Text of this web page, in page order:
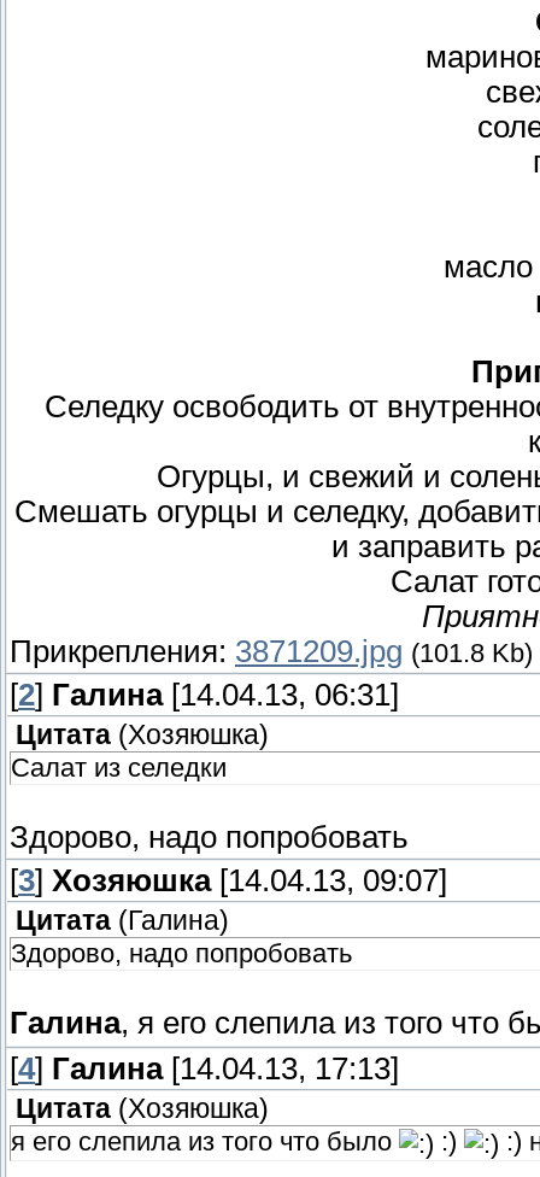
масло
Селедку освободить от
Огурцы, и свежий и
Смешать огурцы и селедку,
и заправить
Салат
Прикрепления: 3871209.jpg (101.8 Kb)
[2] Галина[14.04.13, 06:31]
Цитата (Хозяюшка)
Салат из селедки
Здорово, надо попробовать
[3] Хозяюшка[14.04.13, 09:07]
Цитата ( Галина)
Здорово, надо попробовать
Галина, я его слепила из того что
[4] Галина[14.04.13, 17:13]
Цитата (Хозяюшка)
я его слепила из того что было
:) :)